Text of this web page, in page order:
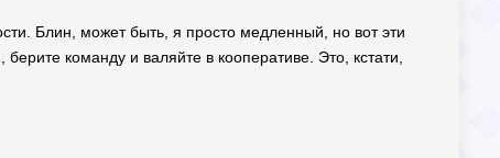
Блин, может быть, я просто медленный, но вот эти
команду и валяйте в кооперативе. Это, кстати,